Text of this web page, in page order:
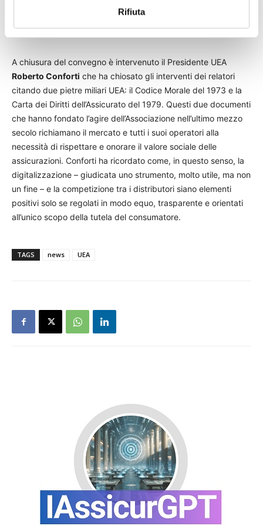
Rifiuta
baluardo per la tutela del consumatore, sulla centralità delle
A chiusura del convegno è intervenuto il Presidente UEA
Roberto Conforti che ha chiosato gli interventi dei relatori
citando due pietre miliari UEA: il Codice Morale del 1973 e la
Carta dei Diritti dell’Assicurato del 1979. Questi due documenti
che hanno fondato l’agire dell’Associazione nell’ultimo mezzo
secolo richiamano il mercato e tutti i suoi operatori alla
necessità di rispettare e onorare il valore sociale delle
assicurazioni. Conforti ha ricordato come, in questo senso, la
digitalizzazione – giudicata uno strumento, molto utile, ma non
un fine – e la competizione tra i distributori siano elementi
positivi solo se regolati in modo equo, trasparente e orientati
all’unico scopo della tutela del consumatore.
TAGS news UEA